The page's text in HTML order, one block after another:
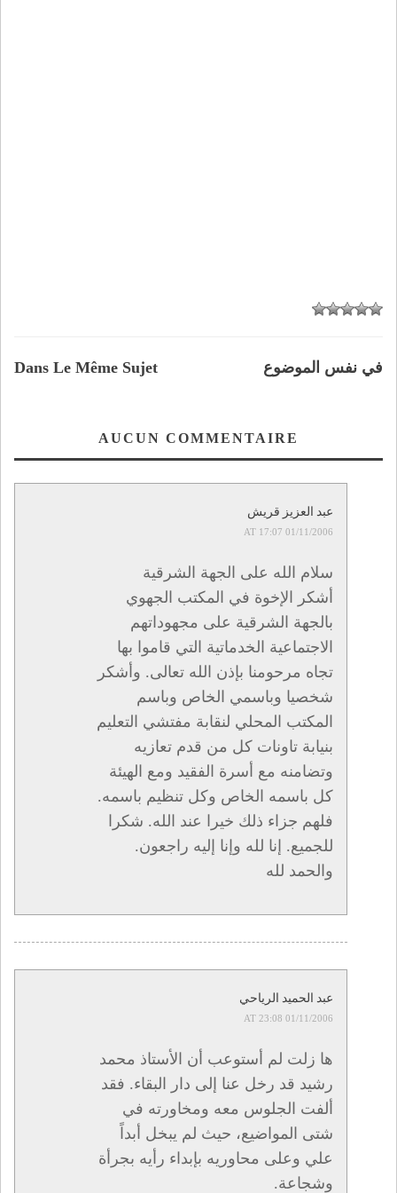
Dans Le Même Sujet في نفس الموضوع
AUCUN COMMENTAIRE
عبد العزيز قريش
01/11/2006 AT 17:07
سلام الله على الجهة الشرقية
أشكر الإخوة في المكتب الجهوي
بالجهة الشرقية على مجهوداتهم
الاجتماعية الخدماتية التي قاموا بها
تجاه مرحومنا بإذن الله تعالى. وأشكر
شخصيا وباسمي الخاص وباسم
المكتب المحلي لنقابة مفتشي التعليم
بنيابة تاونات كل من قدم تعازيه
وتضامنه مع أسرة الفقيد ومع الهيئة
كل باسمه الخاص وكل تنظيم باسمه.
فلهم جزاء ذلك خيرا عند الله. شكرا
للجميع. إنا لله وإنا إليه راجعون.
والحمد لله
عبد الحميد الرياحي
01/11/2006 AT 23:08
ها زلت لم أستوعب أن الأستاذ محمد
رشيد قد رخل عنا إلى دار البقاء. فقد
ألفت الجلوس معه ومخاورته في
شتى المواضيع، حيث لم يبخل أبداً
علي وعلى محاوريه بإبداء رأيه بجرأة
وشجاعة.